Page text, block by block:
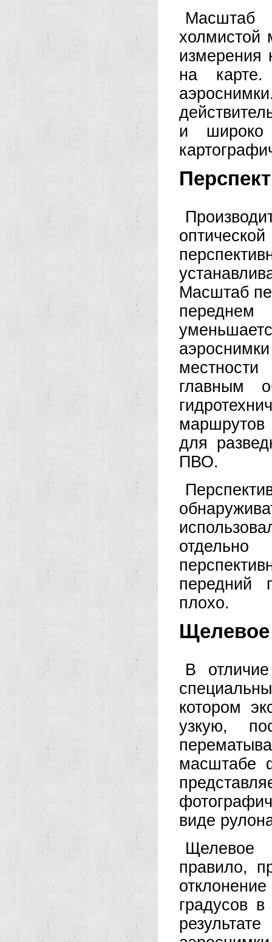
Масштаб
холмистой
измерения
на карте.
и широко
Масштаб
главным
маршрутов
для
ПВО.
передний
плохо.
В
котором
узкую,
масштабе
виде
Щелевое
правило,
градусов